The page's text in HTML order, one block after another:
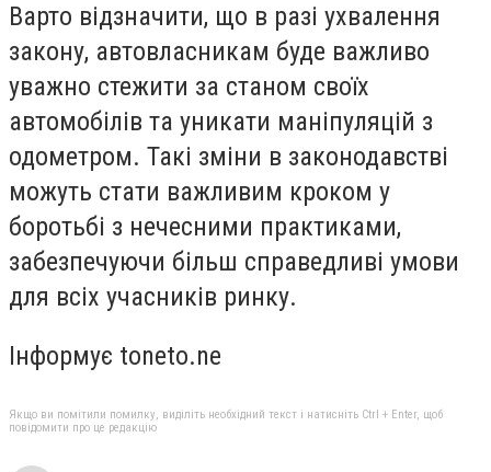
Варто відзначити, що в разі ухвалення
закону, автовласникам буде важливо
уважно стежити за станом своїх
автомобілів та уникати маніпуляцій з
одометром. Такі зміни в законодавстві
можуть стати важливим кроком у
боротьбі з нечесними практиками,
забезпечуючи більш справедливі умови
для всіх учасників ринку.
Інформує toneto.ne
Якщо ви помітили помилку, виділіть необхідний текст і натисніть Ctrl + Enter, щоб
повідомити про це редакцію